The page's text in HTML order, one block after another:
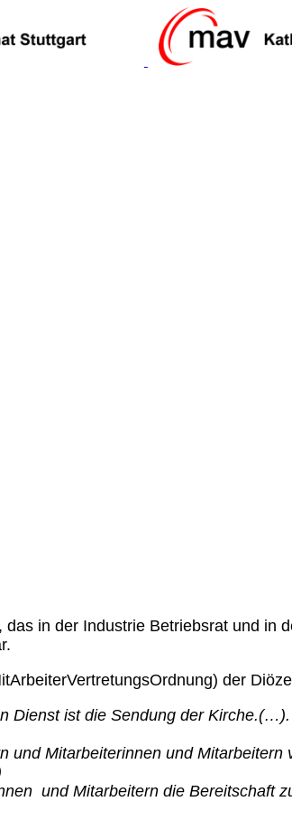
in der Industrie Betriebsrat und
der
Dienst ist die Sendung der
und Mitarbeiterinnen und
und Mitarbeitern die Bereitschaft